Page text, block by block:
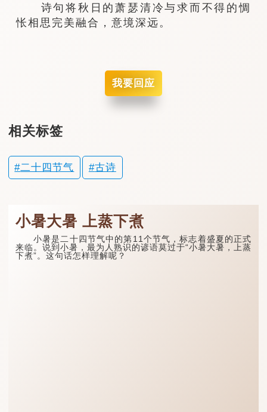
诗句将秋日的萧瑟清冷与求而不得的惆
怅相思完美融合，意境深远。
我要回应
相关标签
二十四节气 古诗
小暑大暑 上蒸下煮
小暑是二十四节气中的第11个节气，标志着盛夏的正式
来临。说到小暑，最为人熟识的谚语莫过于“小暑大暑，上蒸
下煮”。这句话怎样理解呢？